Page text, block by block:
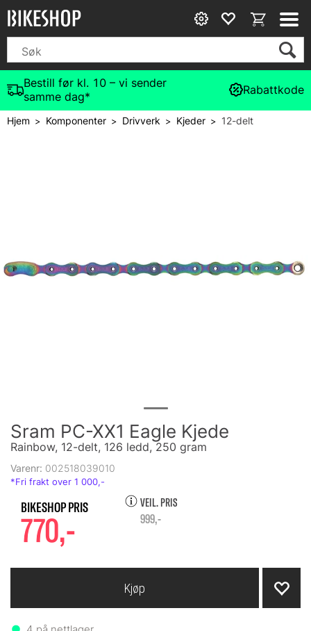
Bestill før kl. 10 – vi sender
samme dag*
Rabattkode
Hjem> Komponenter> Drivverk> Kjeder> 12-delt
Sram PC-XX1 Eagle Kjede
Rainbow, 12-delt, 126 ledd, 250 gram
Varenr: 002518039010
770,-
VEIL. PRIS
999,-
Kjøp